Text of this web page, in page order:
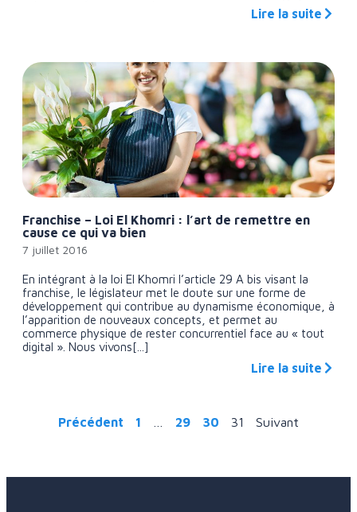
Lire la suite
Franchise – Loi El Khomri : l’art de remettre en
cause ce qui va bien
7 juillet 2016
En intégrant à la loi El Khomri l’article 29 A bis visant la
franchise, le législateur met le doute sur une forme de
développement qui contribue au dynamisme économique, à
l’apparition de nouveaux concepts, et permet au
commerce physique de rester concurrentiel face au « tout
digital ». Nous vivons[...]
Lire la suite
Précédent 1 29 30 31 Suivant